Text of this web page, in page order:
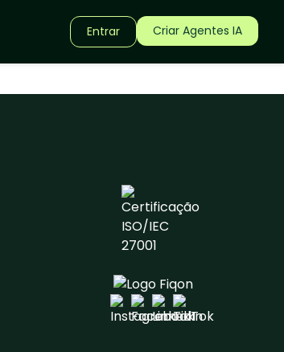
Entrar Criar Agentes IA